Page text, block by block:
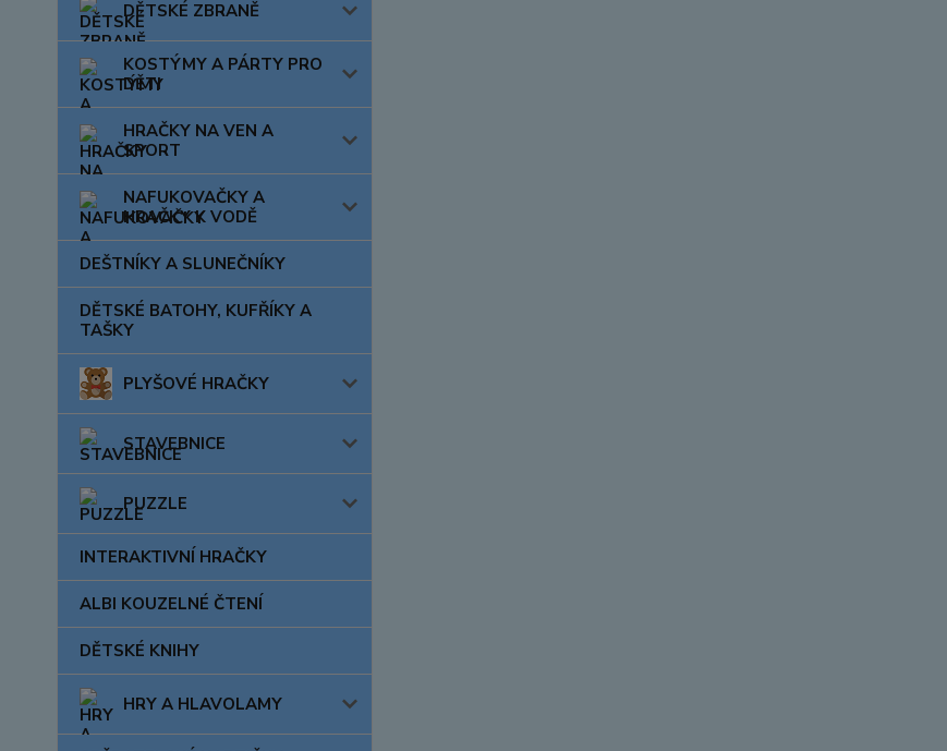
DĚTSKÉ ZBRANĚ
KOSTÝMY A PÁRTY PRO
DĚTI
HRAČKY NA VEN A
SPORT
NAFUKOVAČKY A
HRAČKY K VODĚ
DEŠTNÍKY A SLUNEČNÍKY
DĚTSKÉ BATOHY, KUFŘÍKY A
TAŠKY
PLYŠOVÉ HRAČKY
STAVEBNICE
PUZZLE
INTERAKTIVNÍ HRAČKY
ALBI KOUZELNÉ ČTENÍ
DĚTSKÉ KNIHY
HRY A HLAVOLAMY